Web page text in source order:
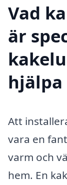
Vad
är
Att
vara en
varm och
hem. En